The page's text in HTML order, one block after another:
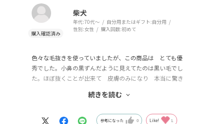
柴犬
年代:70代～ 自分用またはギフト:自分用
性別:女性 購入回数:初めて
色々な毛抜きを使っていましたが、この商品は とても優
秀でした。小鼻の黒ずんだように見えてたのは黒い毛でし
た。ほぼ抜くことが出来て 皮膚のみになり 本当に驚き
すごく参考になります。
続きを読む
参考になった 0 Like! 1